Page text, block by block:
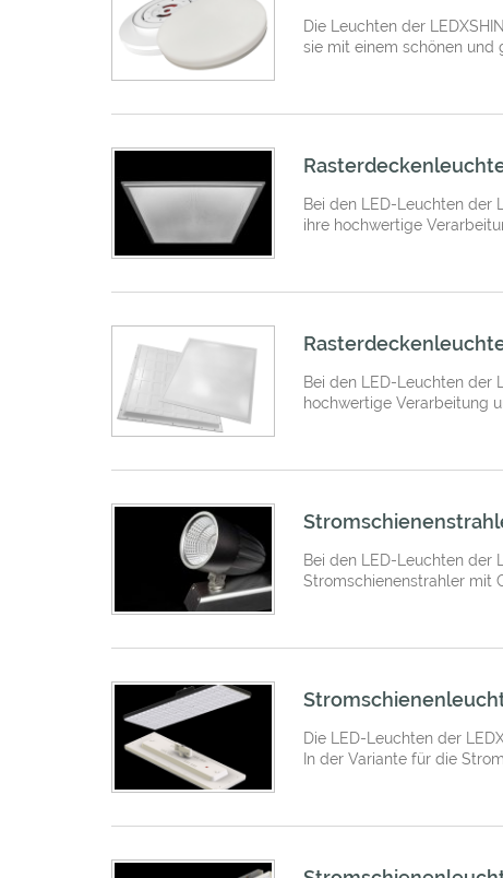
Die Leuchten der
sie mit einem schönen und
Bei den LED-Leuchten der
ihre hochwertige
Bei den LED-Leuchten der
hochwertige Verarbeitung
Bei den LED-Leuchten der
Stromschienenstrahler mit
Die LED-Leuchten der
In der Variante für die